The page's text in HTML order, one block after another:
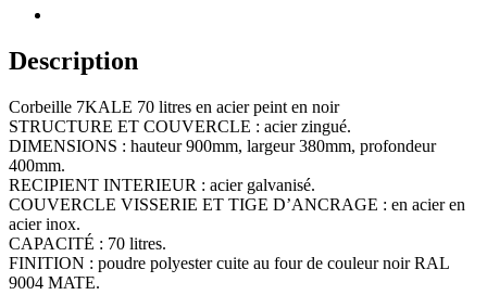
acier
en
noir
Description
Corbeille 7KALE 70 litres en acier peint en noir
STRUCTURE ET COUVERCLE : acier zingué.
DIMENSIONS : hauteur 900mm, largeur 380mm, profondeur
400mm.
RECIPIENT INTERIEUR : acier galvanisé.
COUVERCLE VISSERIE ET TIGE D’ANCRAGE : en acier en
acier inox.
CAPACITÉ : 70 litres.
FINITION : poudre polyester cuite au four de couleur noir RAL
9004 MATE.